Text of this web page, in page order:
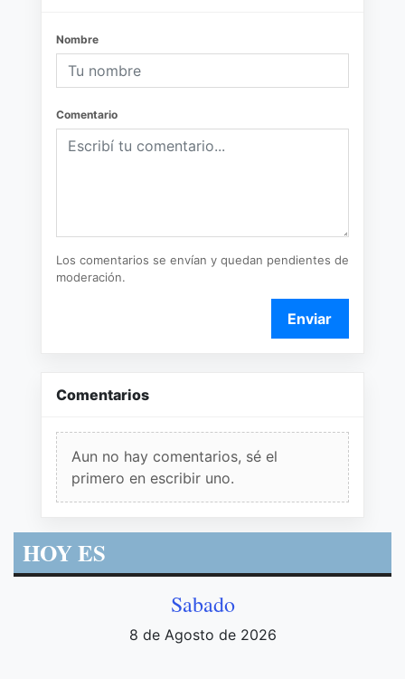
Nombre
Comentario
Los comentarios se envían y quedan pendientes de
moderación.
Enviar
Comentarios
Aun no hay comentarios, sé el
primero en escribir uno.
HOY ES
Sabado
8 de Agosto de 2026